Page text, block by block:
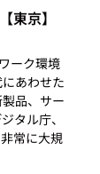
東京】
ーク環境
あわせた
品、サー
タル庁、
常に大規